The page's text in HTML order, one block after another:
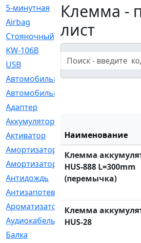
5-минутная
[1]
Airbag
Cтояночный
KW-106B
[0]
USB
[6]
Автомобильное
[6]
Автомобильный
Адаптер
Аккумулятор
Активатор
[1]
Амортизатор
Амортизаторы
[21]
Антидождь
[1]
Антизапотеватель
Ароматизатор
[35]
Аудиокабель
Балка
Клемма -
лист
Наименование
Клемма
HUS-888 L=300mm
(перемычка)
Клемма
HUS-28